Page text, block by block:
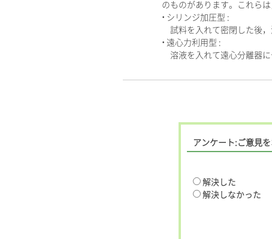
のものがあります。これら
• シリンジ加圧型 :
試料を入れて密閉した後，
• 遠心力利用型 :
溶液を入れて遠心分離器に
アンケート:ご意見
解決した
解決しなかった